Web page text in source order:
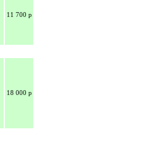
11 700 р
18 000 р